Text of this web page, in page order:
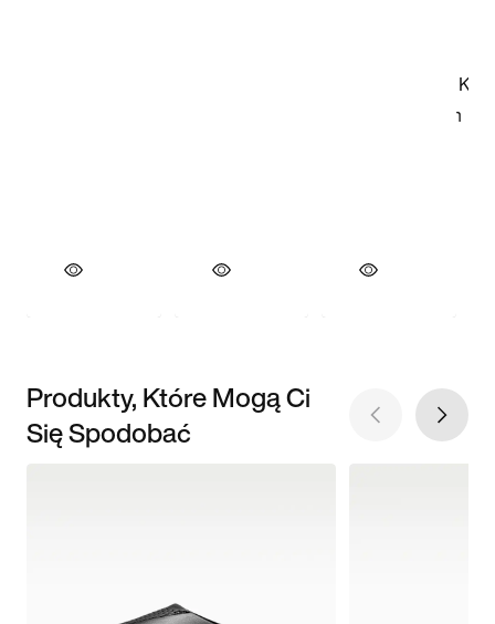
Produkty, Które Mogą Ci
Się Spodobać